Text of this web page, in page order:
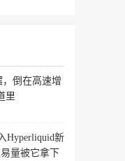
倒在高速增
里
Hyperliquid新
量被它拿下